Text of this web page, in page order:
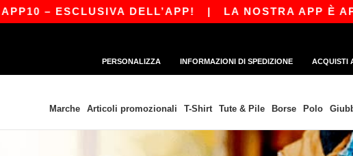
DELL’APP!|LA NOSTRA APP È APPENA
PERSONALIZZA INFORMAZIONI DI SPEDIZIONE ACQUISTI
Marche Articoli promozionali T-Shirt Tute & Pile Borse Polo